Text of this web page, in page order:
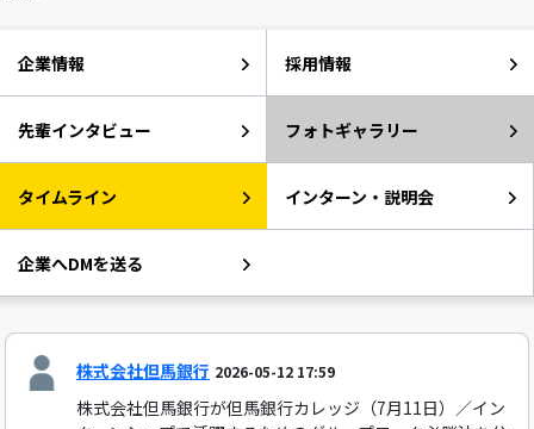
企業情報 採用情報
先輩インタビュー フォトギャラリー
タイムライン インターン・説明会
企業へDMを送る
株式会社但馬銀行 2026-05-12 17:59
株式会社但馬銀行が但馬銀行カレッジ（7月11日）／イン